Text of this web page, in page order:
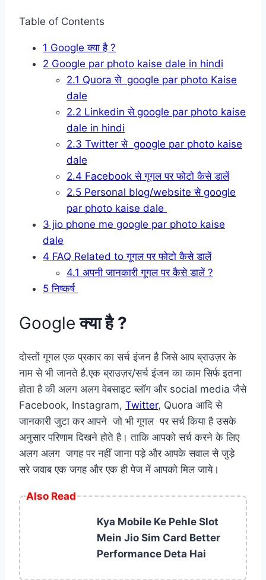
Table of Contents
1 Google क्या है ?
2 Google par photo kaise dale in hindi
2.1 Quora से google par photo Kaise
dale
2.2 Linkedin से google par photo kaise
dale in hindi
2.3 Twitter से google par photo kaise
dale
2.4 Facebook से गूगल पर फोटो कैसे डालें
2.5 Personal blog/website से google
par photo kaise dale
3 jio phone me google par photo kaise
dale
4 FAQ Related to गूगल पर फोटो कैसे डालें
4.1 अपनी जानकारी गूगल पर कैसे डालें ?
5 निष्कर्ष
Google क्या है ?
दोस्तों गूगल एक प्रकार का सर्च इंजन है जिसे आप ब्राउज़र के
नाम से भी जानते है.एक ब्राउज़र/सर्च इंजन का काम सिर्फ इतना
होता है की अलग अलग वेबसाइट ब्लॉग और social media जैसे
Facebook, Instagram, Twitter, Quora आदि से
जानकारी जुटा कर आपने जो भी गूगल पर सर्च किया है उसके
अनुसार परिणाम दिखने होते है। ताकि आपको सर्च करने के लिए
अलग अलग जगह पर नहीं जाना पड़े और आपके सवाल से जुड़े
सरे जवाब एक जगह और एक ही पेज में आपको मिल जाये।
Also Read
Kya Mobile Ke Pehle Slot
Mein Jio Sim Card Better
Performance Deta Hai